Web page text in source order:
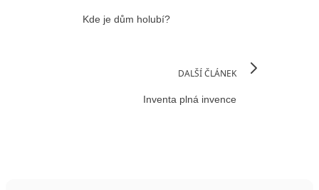
Kde je dům holubí?
DALŠÍ ČLÁNEK
Inventa plná invence